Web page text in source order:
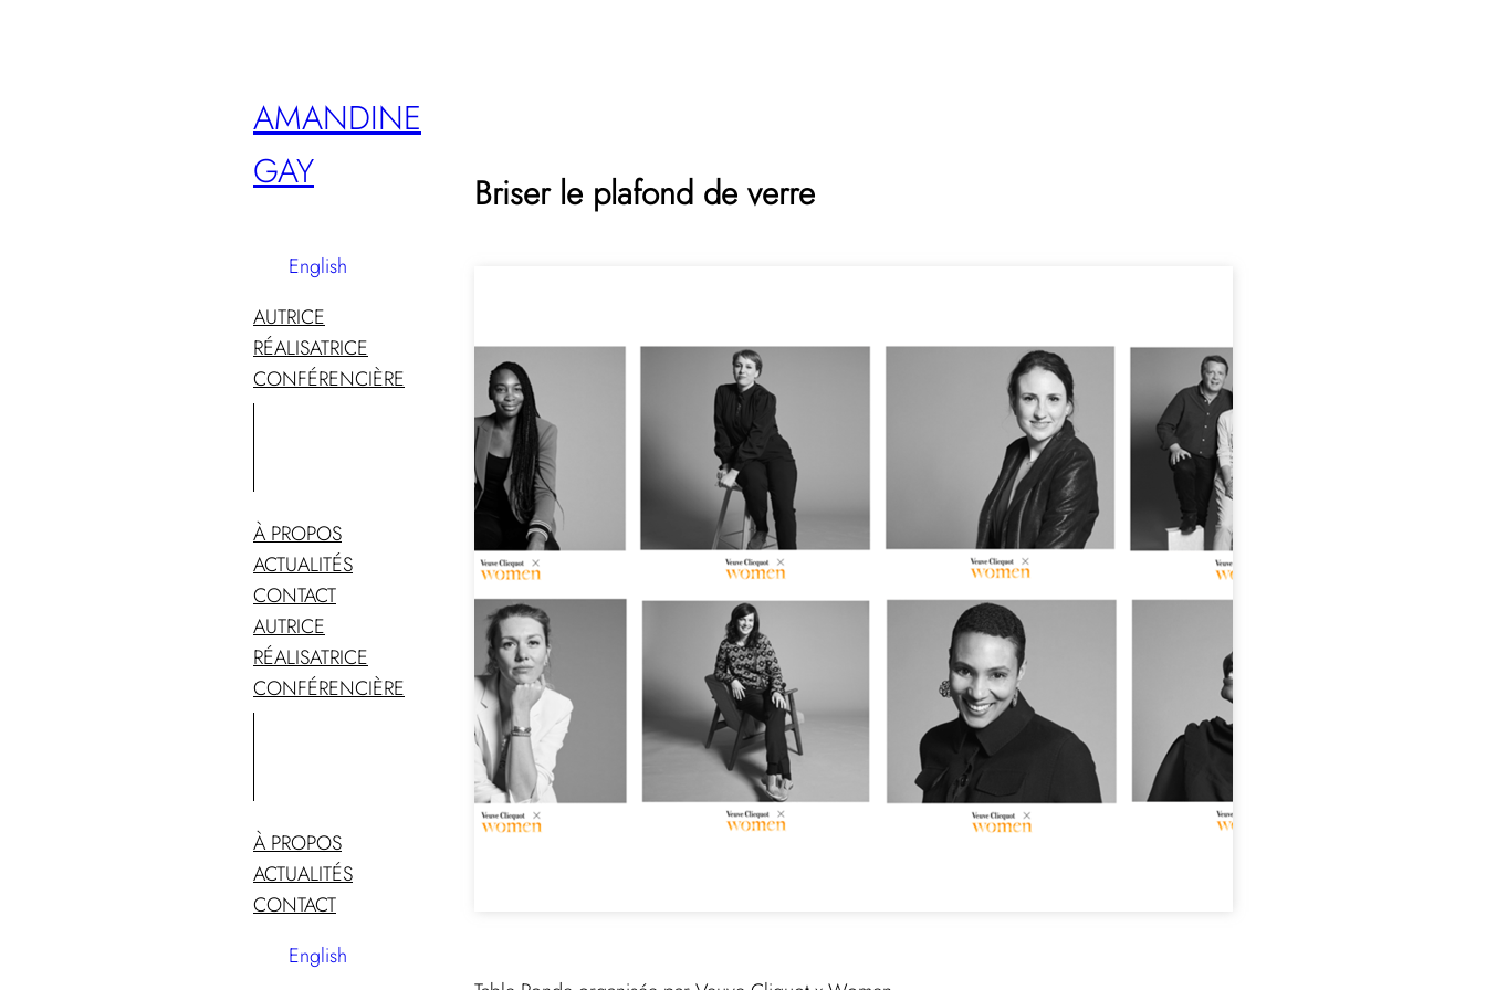
AMANDINE
GAY
English
AUTRICE
RÉALISATRICE
CONFÉRENCIÈRE
À PROPOS
ACTUALITÉS
CONTACT
AUTRICE
RÉALISATRICE
CONFÉRENCIÈRE
À PROPOS
ACTUALITÉS
CONTACT
English
Briser le plafond de verre